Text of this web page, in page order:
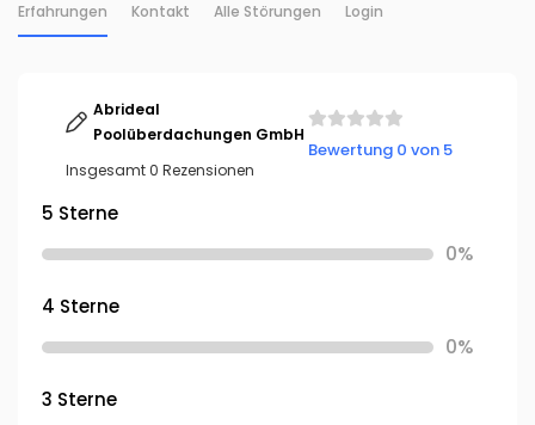
Erfahrungen Kontakt Alle Störungen Login
Abrideal
Poolüberdachungen GmbH
Insgesamt 0 Rezensionen
Bewertung 0 von 5
5 Sterne
0%
4 Sterne
0%
3 Sterne